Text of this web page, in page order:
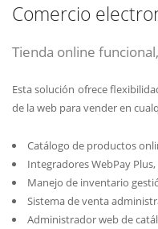
Comercio
Tienda online
Esta solución ofrece
de la web para vender en
Catálogo de productos
Integradores WebPay
Manejo de inventario
Sistema de venta
Administrador web de